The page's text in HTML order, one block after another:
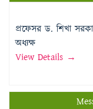
প্রফেসর ড. শিখা
অধ্যক্ষ
View Details →